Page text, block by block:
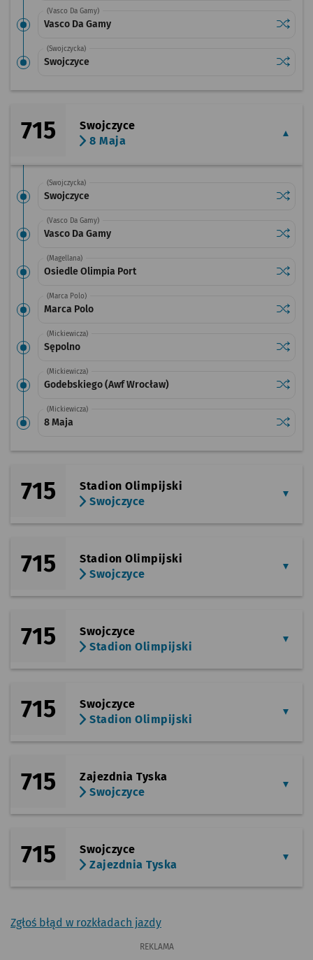
(Vasco Da Gamy)
Vasco Da Gamy
(Swojczycka)
Swojczyce
715
Swojczyce
8 Maja
(Swojczycka)
Swojczyce
(Vasco Da Gamy)
Vasco Da Gamy
(Magellana)
Osiedle Olimpia Port
(Marca Polo)
Marca Polo
(Mickiewicza)
Sępolno
(Mickiewicza)
Godebskiego (Awf Wrocław)
(Mickiewicza)
8 Maja
715
Stadion Olimpijski
Swojczyce
715
Stadion Olimpijski
Swojczyce
715
Swojczyce
Stadion Olimpijski
715
Swojczyce
Stadion Olimpijski
715
Zajezdnia Tyska
Swojczyce
715
Swojczyce
Zajezdnia Tyska
Zgłoś błąd w rozkładach jazdy
REKLAMA